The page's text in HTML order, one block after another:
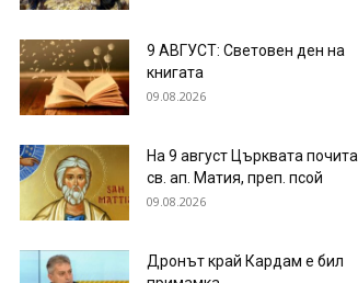
9 АВГУСТ: Световен ден на
книгата
09.08.2026
На 9 август Църквата почита
св. ап. Матия, преп. псой
09.08.2026
Дронът край Кардам е бил